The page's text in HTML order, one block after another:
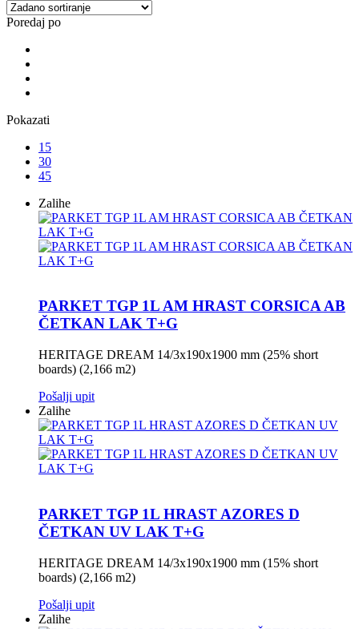
Poredaj po
Pokazati
15
30
45
Zalihe
PARKET TGP 1L AM HRAST CORSICA AB
ČETKAN LAK T+G
HERITAGE DREAM 14/3x190x1900 mm (25% short
boards) (2,166 m2)
Pošalji upit
Zalihe
PARKET TGP 1L HRAST AZORES D
ČETKAN UV LAK T+G
HERITAGE DREAM 14/3x190x1900 mm (15% short
boards) (2,166 m2)
Pošalji upit
Zalihe